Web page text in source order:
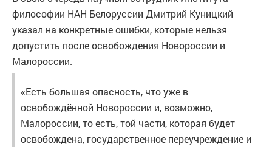
философии НАН Белоруссии Дмитрий Куницкий
указал на конкретные ошибки, которые нельзя
допустить после освобождения Новороссии и
Малороссии.
«Есть большая опасность, что уже в
освобождённой Новороссии и, возможно,
Малороссии, то есть, той части, которая будет
освобождена, государственное переучреждение и